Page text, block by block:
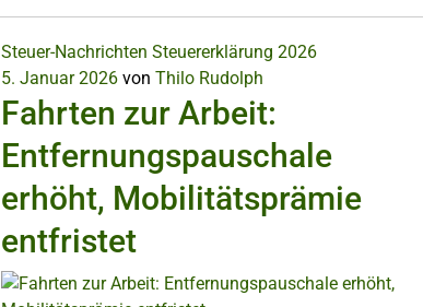
Steuer-Nachrichten Steuererklärung 2026
5. Januar 2026 von Thilo Rudolph
Fahrten zur Arbeit:
Entfernungspauschale
erhöht, Mobilitätsprämie
entfristet